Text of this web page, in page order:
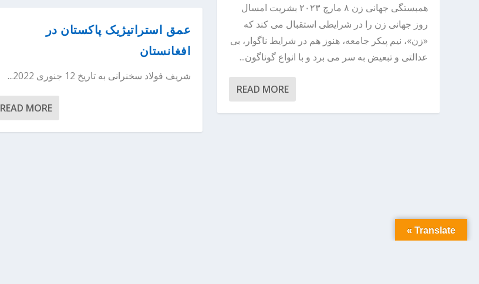
عمق استراتیژیک پاکستان در
افغانستان
شریف فولاد سخنرانی به تاریخ 12 جنوری 2022...
READ MORE
همبستگی جهانی زن ۸ مارچ ۲۰۲۳ بشریت امسال
روز جهانی زن را در شرایطی استقبال می کند که
«زن»، نیم پیکر جامعه، هنوز هم در شرایط ناگوار، بی
عدالتی و تبعیض به سر می برد و با انواع گوناگون...
READ MORE
Translate »